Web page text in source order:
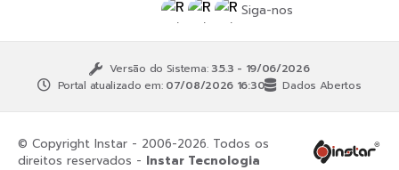
Siga-nos
Versão do Sistema: 3.5.3 - 19/06/2026
Portal atualizado em: 07/08/2026 16:30 Dados Abertos
© Copyright Instar - 2006-2026. Todos os
direitos reservados - Instar Tecnologia